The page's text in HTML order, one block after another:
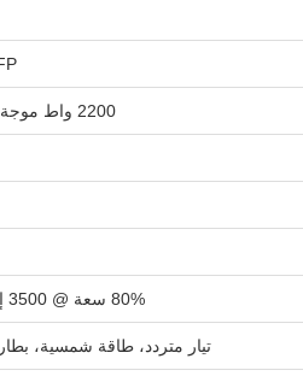
2200 واط موجة جيبية نقية
80% سعة @ 3500 إعادة تدوير
تيار متردد، طاقة شمسية،